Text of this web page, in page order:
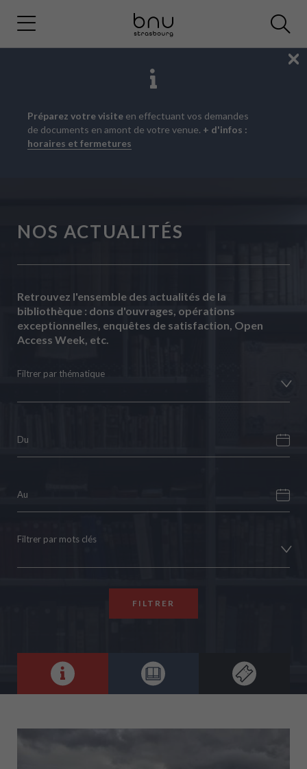
Aller
au
menu
Aller
au
contenu
Aller
à
la
Préparez votre visite en effectuant vos demandes
de documents en amont de votre venue. + d'infos :
horaires et fermetures
NOS ACTUALITÉS
Retrouvez l'ensemble des actualités de la
bibliothèque : dons d'ouvrages, opérations
exceptionnelles, enquêtes de satisfaction, Open
Access Week, etc.
Filtrer par thématique
Filtrer par mots clés
FILTRER